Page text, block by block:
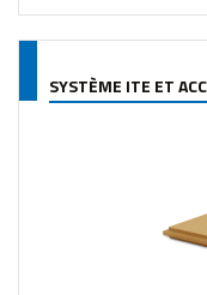
SYSTÈME ITE ET